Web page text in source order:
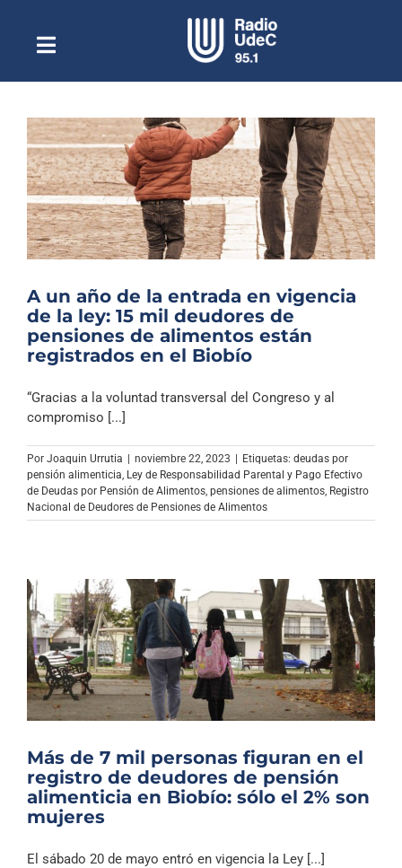
contenidoToggle
NavigationEscuchar Radio UdeC en vivo
Quiénes Somos
Programación
Podcast
Noticias
Columnas
Música Clásica
A un año de la entrada en vigencia
de la ley: 15 mil deudores de
pensiones de alimentos están
registrados en el Biobío
“Gracias a la voluntad transversal del Congreso y al
compromiso [...]
Por Joaquin Urrutia | noviembre 22, 2023 | Etiquetas: deudas por
pensión alimenticia Ley de Responsabilidad Parental y Pago Efectivo
de Deudas por Pensión de Alimentos pensiones de alimentos Registro
Nacional de Deudores de Pensiones de Alimentos
Más de 7 mil personas figuran en el
registro de deudores de pensión
alimenticia en Biobío: sólo el 2% son
mujeres
El sábado 20 de mayo entró en vigencia la Ley [...]